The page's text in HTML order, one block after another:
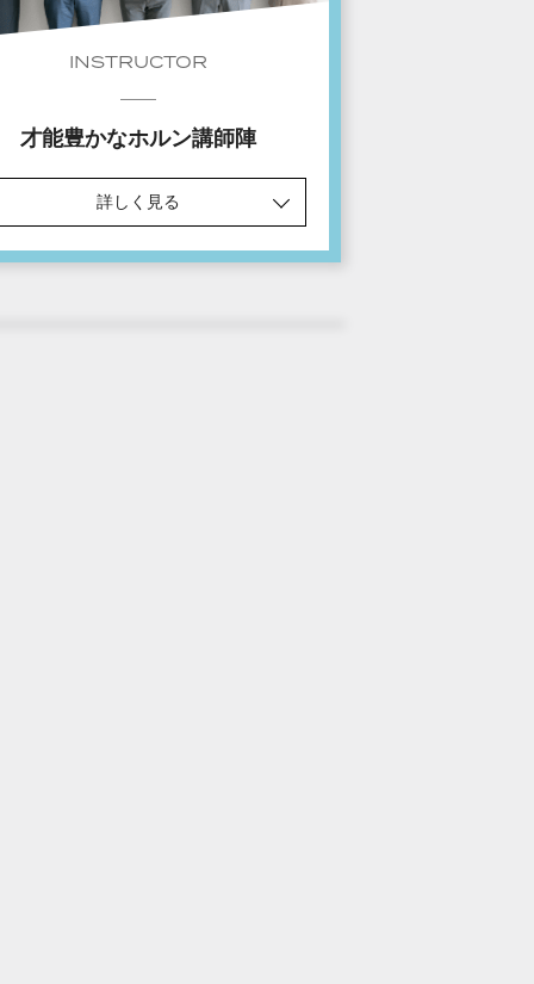
INSTRUCTOR
才能豊かなホルン講師陣
詳しく見る